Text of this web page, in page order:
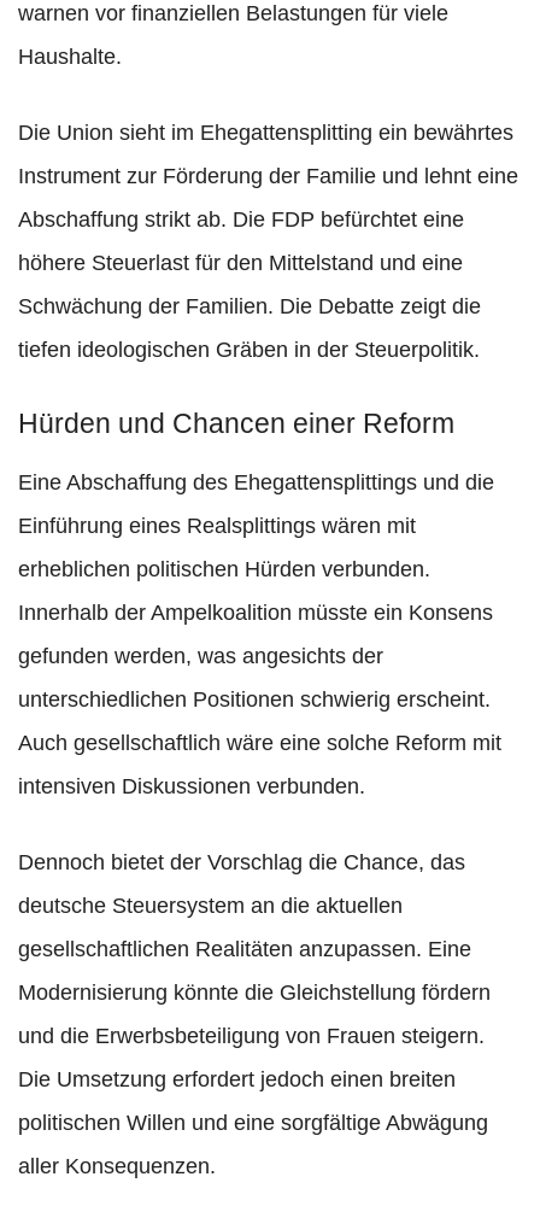
warnen vor finanziellen Belastungen für viele
Haushalte.
Die Union sieht im Ehegattensplitting ein bewährtes
Instrument zur Förderung der Familie und lehnt eine
Abschaffung strikt ab. Die FDP befürchtet eine
höhere Steuerlast für den Mittelstand und eine
Schwächung der Familien. Die Debatte zeigt die
tiefen ideologischen Gräben in der Steuerpolitik.
Hürden und Chancen einer Reform
Eine Abschaffung des Ehegattensplittings und die
Einführung eines Realsplittings wären mit
erheblichen politischen Hürden verbunden.
Innerhalb der Ampelkoalition müsste ein Konsens
gefunden werden, was angesichts der
unterschiedlichen Positionen schwierig erscheint.
Auch gesellschaftlich wäre eine solche Reform mit
intensiven Diskussionen verbunden.
Dennoch bietet der Vorschlag die Chance, das
deutsche Steuersystem an die aktuellen
gesellschaftlichen Realitäten anzupassen. Eine
Modernisierung könnte die Gleichstellung fördern
und die Erwerbsbeteiligung von Frauen steigern.
Die Umsetzung erfordert jedoch einen breiten
politischen Willen und eine sorgfältige Abwägung
aller Konsequenzen.